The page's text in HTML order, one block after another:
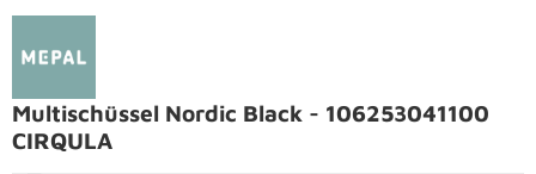
Multischüssel Nordic Black - 106253041100
CIRQULA